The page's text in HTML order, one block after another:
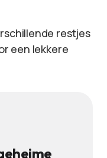
restjes
een lekkere